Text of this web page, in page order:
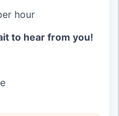
hour
to hear from you!